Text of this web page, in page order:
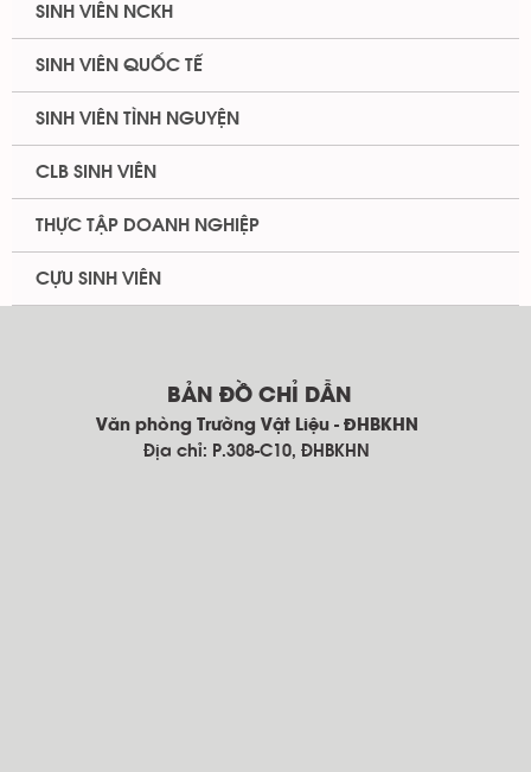
SINH VIÊN NCKH
SINH VIÊN QUỐC TẾ
SINH VIÊN TÌNH NGUYỆN
CLB SINH VIÊN
THỰC TẬP DOANH NGHIỆP
CỰU SINH VIÊN
BẢN ĐỒ CHỈ DẪN
Văn phòng Trường Vật Liệu - ĐHBKHN
Địa chỉ: P.308-C10, ĐHBKHN